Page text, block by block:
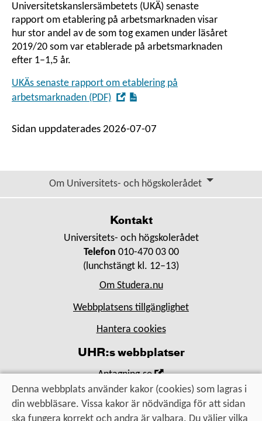
Universitetskanslersämbetets (UKÄ) senaste
rapport om etablering på arbetsmarknaden visar
hur stor andel av de som tog examen under läsåret
2019/20 som var etablerade på arbetsmarknaden
efter 1–1,5 år.
UKÄs senaste rapport om etablering på
arbetsmarknaden (PDF)
i
Sidan uppdaterades 2026-07-07
Om Universitets- och högskolerådet
Kontakt
Universitets- och högskolerådet
Telefon 010-470 03 00
(lunchstängt kl. 12–13)
Om Studera.nu
Webbplatsens tillgänglighet
Hantera cookies
UHR:s webbplatser
Antagning.se
,
Öppna
i
nytt
Universityadmissions.se
,
Öppna
Uhr.se ,
Denna webbplats använder kakor (cookies) som lagras i
din webbläsare. Vissa kakor är nödvändiga för att sidan
ska fungera korrekt och andra är valbara. Du väljer vilka